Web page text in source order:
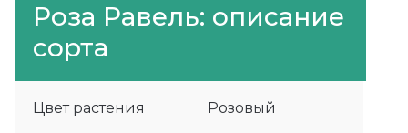
Штамбовые
Роза Равель: описание
сорта
Цвет растения Розовый